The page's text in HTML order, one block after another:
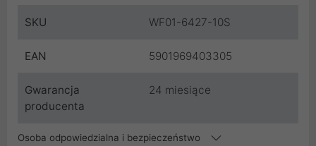
SKU WF01-6427-10S
EAN 5901969403305
Gwarancja
producenta
24 miesiące
Osoba odpowiedzialna i bezpieczeństwo